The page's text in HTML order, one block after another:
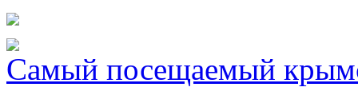
Самый посещаемый